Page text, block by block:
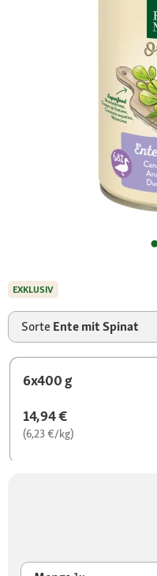
Sorte Ente mit Spinat
6x400 g
14,94 €
(6,23 €/kg)
EXKLUSIV